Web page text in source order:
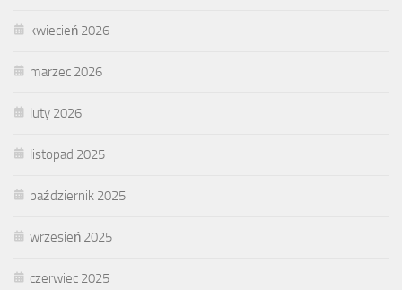
kwiecień 2026
marzec 2026
luty 2026
listopad 2025
październik 2025
wrzesień 2025
czerwiec 2025